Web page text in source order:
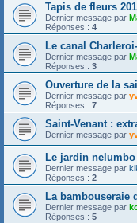
Tapis de fleurs
Dernier message par
Réponses : 4
Le canal
Dernier message par
Réponses : 3
Ouverture de la
Dernier message par
Réponses : 7
Saint-Venant :
Dernier message par
Le jardin
Dernier message par
Réponses : 2
La bambouseraie
Dernier message par
Réponses : 5